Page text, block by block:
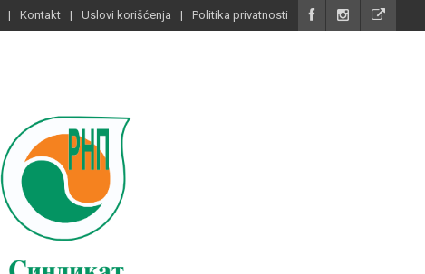
Kontakt Uslovi korišćenja Politika privatnosti